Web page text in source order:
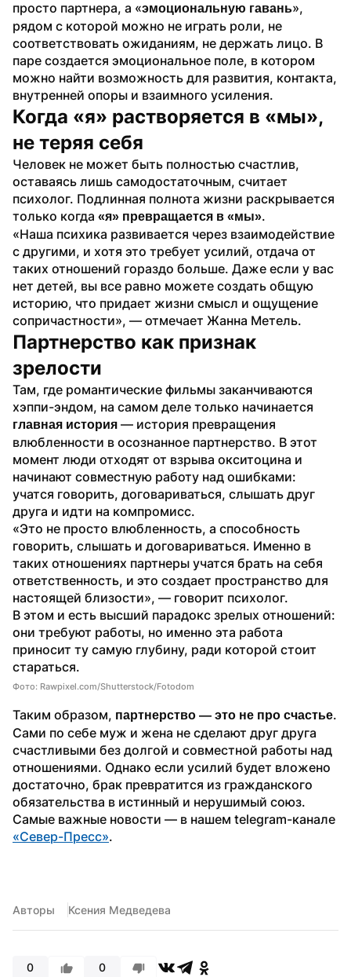
просто партнера, а «эмоциональную гавань»,
рядом с которой можно не играть роли, не
соответствовать ожиданиям, не держать лицо. В
паре создается эмоциональное поле, в котором
можно найти возможность для развития, контакта,
внутренней опоры и взаимного усиления.
Когда «я» растворяется в «мы»,
не теряя себя
Человек не может быть полностью счастлив,
оставаясь лишь самодостаточным, считает
психолог. Подлинная полнота жизни раскрывается
только когда «я» превращается в «мы».
«Наша психика развивается через взаимодействие
с другими, и хотя это требует усилий, отдача от
таких отношений гораздо больше. Даже если у вас
нет детей, вы все равно можете создать общую
историю, что придает жизни смысл и ощущение
сопричастности», — отмечает Жанна Метель.
Партнерство как признак
зрелости
Там, где романтические фильмы заканчиваются
главная история — история превращения
влюбленности в осознанное партнерство. В этот
момент люди отходят от взрыва окситоцина и
начинают совместную работу над ошибками:
учатся говорить, договариваться, слышать друг
друга и идти на компромисс.
«Это не просто влюбленность, а способность
говорить, слышать и договариваться. Именно в
таких отношениях партнеры учатся брать на себя
ответственность, и это создает пространство для
настоящей близости», — говорит психолог.
В этом и есть высший парадокс зрелых отношений:
они требуют работы, но именно эта работа
приносит ту самую глубину, ради которой стоит
стараться.
Фото: Rawpixel.com/Shutterstock/Fotodom
Таким образом, партнерство — это не про счастье.
Сами по себе муж и жена не сделают друг друга
счастливыми без долгой и совместной работы над
отношениями. Однако если усилий будет вложено
достаточно, брак превратится из гражданского
обязательства в истинный и нерушимый союз.
«Север-Пресс».
Авторы Ксения Медведева
0 0